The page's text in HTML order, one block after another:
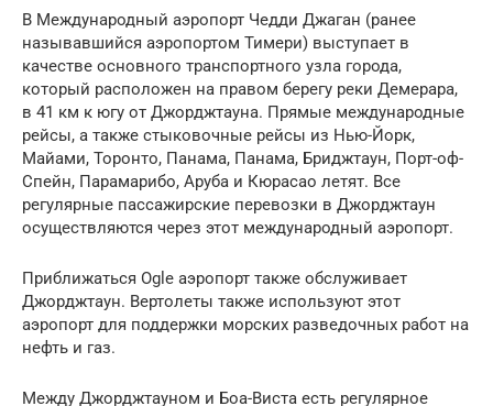
В Международный аэропорт Чедди Джаган (ранее
называвшийся аэропортом Тимери) выступает в
качестве основного транспортного узла города,
который расположен на правом берегу реки Демерара,
в 41 км к югу от Джорджтауна. Прямые международные
рейсы, а также стыковочные рейсы из Нью-Йорк,
Майами, Торонто, Панама, Панама, Бриджтаун, Порт-оф-
Спейн, Парамарибо, Аруба и Кюрасао летят. Все
регулярные пассажирские перевозки в Джорджтаун
осуществляются через этот международный аэропорт.
Приближаться Ogle аэропорт также обслуживает
Джорджтаун. Вертолеты также используют этот
аэропорт для поддержки морских разведочных работ на
нефть и газ.
Между Джорджтауном и Боа-Виста есть регулярное